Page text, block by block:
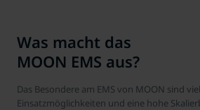
Was macht das
MOON EMS aus?
Das Besondere am EMS von MOON sind
Einsatzmöglichkeiten und eine hohe